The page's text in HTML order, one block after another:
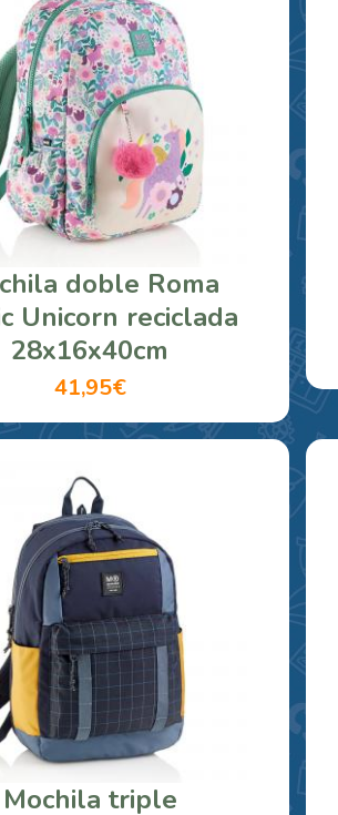
doble Roma
Unicorn reciclada
28x16x40cm
41,95€
Mochila triple